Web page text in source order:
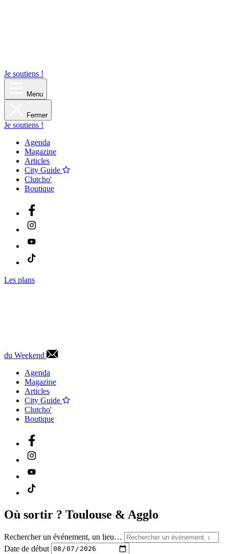
Je soutiens !
Menu
Fermer
Je soutiens !
Agenda
Magazine
Articles
City Guide
Clutcho'
Boutique
Les plans
du Weekend
Agenda
Magazine
Articles
City Guide
Clutcho'
Boutique
Où sortir ? Toulouse & Agglo
Rechercher un événement, un lieu…
Date de début